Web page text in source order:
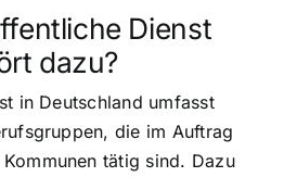
Dienst
dazu?
in Deutschland umfasst
die im Auftrag
tätig sind. Dazu